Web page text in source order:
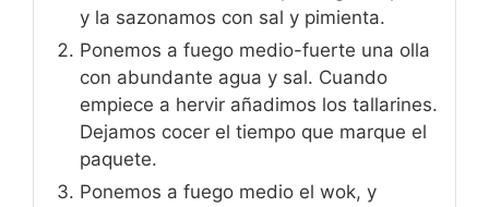
y la sazonamos con sal y pimienta.
Ponemos a fuego medio-fuerte una olla
con abundante agua y sal. Cuando
empiece a hervir añadimos los tallarines.
Dejamos cocer el tiempo que marque el
paquete.
Ponemos a fuego medio el wok, y